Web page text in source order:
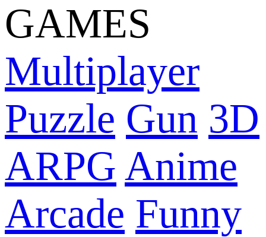
GAMES
Multiplayer
Puzzle Gun 3D
ARPG Anime
Arcade Funny